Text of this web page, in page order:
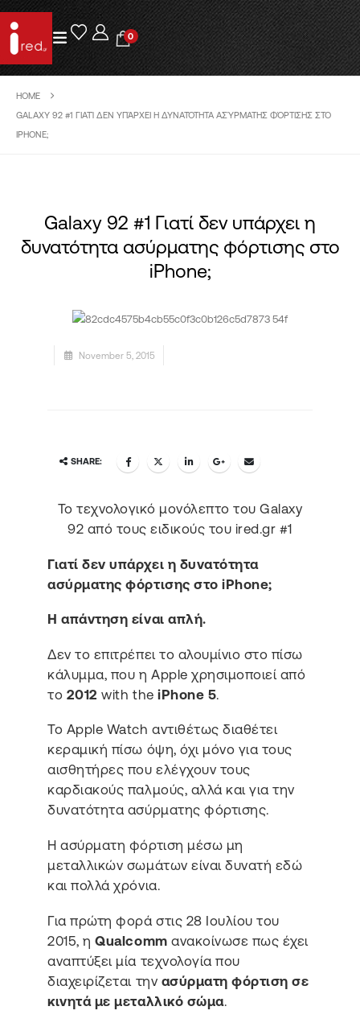
0
HOME
GALAXY 92 #1 ΓΙΑΤΊ ΔΕΝ ΥΠΆΡΧΕΙ Η ΔΥΝΑΤΌΤΗΤΑ ΑΣΎΡΜΑΤΗΣ ΦΌΡΤΙΣΗΣ ΣΤΟ
IPHONE;
Galaxy 92 #1 Γιατί δεν υπάρχει η
δυνατότητα ασύρματης φόρτισης στο
iPhone;
November 5, 2015
SHARE:
Το τεχνολογικό μονόλεπτο του Galaxy
92 από τους ειδικούς του ired.gr #1
Γιατί δεν υπάρχει η δυνατότητα
ασύρματης φόρτισης στο iPhone;
Η απάντηση είναι απλή.
Δεν το επιτρέπει το αλουμίνιο στο πίσω
κάλυμμα, που η Apple χρησιμοποιεί από
το 2012 with theiPhone 5.
Το Apple Watch αντιθέτως διαθέτει
κεραμική πίσω όψη, όχι μόνο για τους
αισθητήρες που ελέγχουν τους
καρδιακούς παλμούς, αλλά και για την
δυνατότητα ασύρματης φόρτισης.
Η ασύρματη φόρτιση μέσω μη
μεταλλικών σωμάτων είναι δυνατή εδώ
και πολλά χρόνια.
Για πρώτη φορά στις 28 Ιουλίου του
2015, ηQualcomm ανακοίνωσε πως έχει
αναπτύξει μία τεχνολογία που
διαχειρίζεται την ασύρματη φόρτιση σε
κινητά με μεταλλικό σώμα.